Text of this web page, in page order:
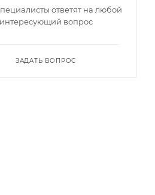
ответят на любой
интересующий вопрос
ЗАДАТЬ ВОПРОС